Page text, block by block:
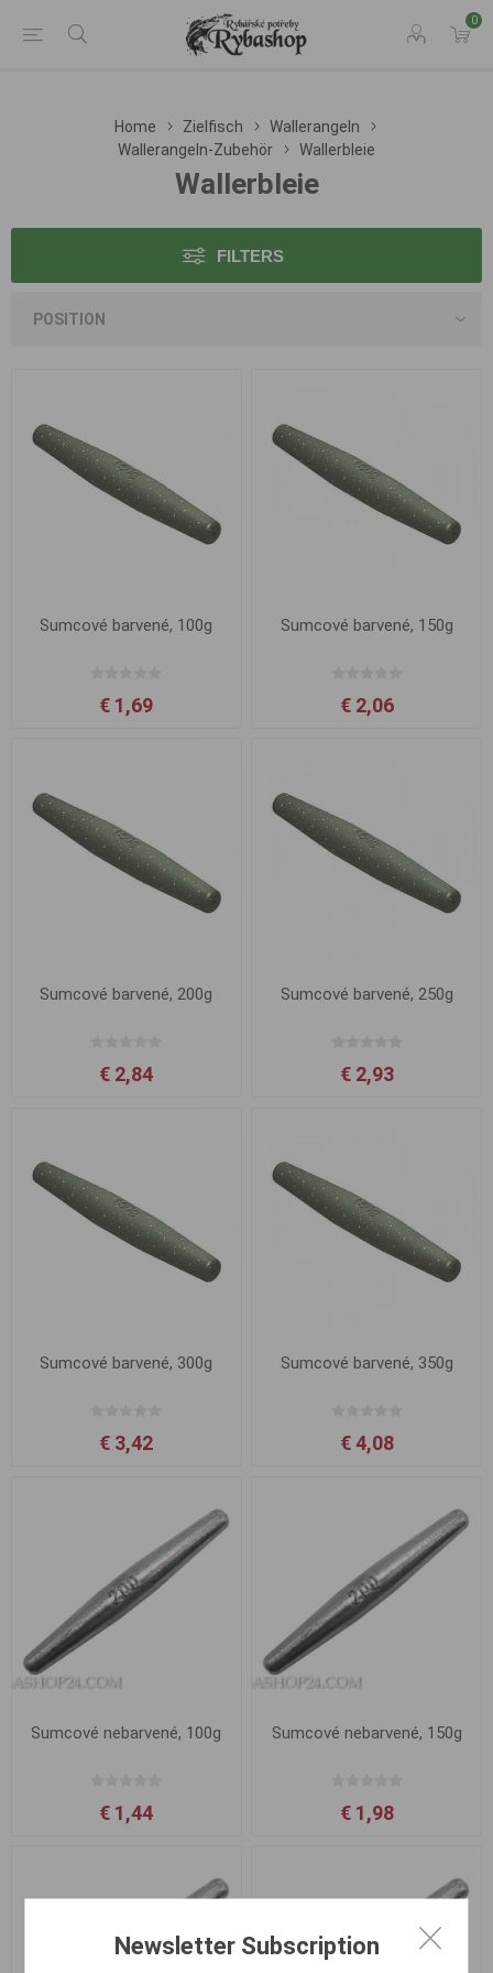
0
Home Zielfisch
Wallerangeln
Wallerangeln-Zubehör
Wallerbleie
Wallerbleie
FILTERS
Sumcové barvené, 100g
€ 1,69
Sumcové barvené, 150g
€ 2,06
Sumcové barvené, 200g
€ 2,84
Sumcové barvené, 250g
€ 2,93
Sumcové barvené, 300g
€ 3,42
Sumcové barvené, 350g
€ 4,08
Sumcové nebarvené, 100g
€ 1,44
Sumcové nebarvené, 150g
€ 1,98
Newsletter Subscription